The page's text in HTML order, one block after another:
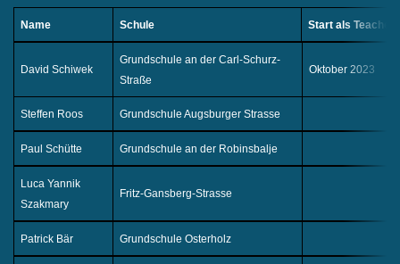
Name Schule Start als
David Schiwek
Grundschule an der Carl-Schurz-
Straße
Oktober 2023
Steffen Roos Grundschule Augsburger Strasse
Paul Schütte Grundschule an der Robinsbalje
Luca Yannik
Szakmary
Fritz-Gansberg-Strasse
Patrick Bär Grundschule Osterholz